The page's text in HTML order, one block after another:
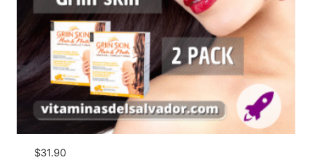
$31.90